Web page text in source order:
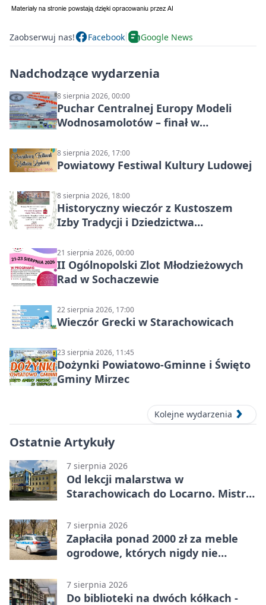
Zaobserwuj nas! Facebook Google News
Nadchodzące wydarzenia
8 sierpnia 2026, 00:00
Puchar Centralnej Europy Modeli
Wodnosamolotów – finał w
8 sierpnia 2026, 17:00
Powiatowy Festiwal Kultury Ludowej
8 sierpnia 2026, 18:00
Historyczny wieczór z Kustoszem
Izby Tradycji i Dziedzictwa
Gęburą
21 sierpnia 2026, 00:00
II Ogólnopolski Zlot Młodzieżowych
Rad w Sochaczewie
22 sierpnia 2026, 17:00
Wieczór Grecki w Starachowicach
23 sierpnia 2026, 11:45
Dożynki Powiatowo-Gminne i Święto
Gminy Mirzec
Kolejne wydarzenia
Ostatnie Artykuły
7 sierpnia 2026
Od lekcji malarstwa w
Starachowicach do Locarno. Mistrz
7 sierpnia 2026
Zapłaciła ponad 2000 zł za meble
ogrodowe, których nigdy nie
7 sierpnia 2026
Do biblioteki na dwóch kółkach -